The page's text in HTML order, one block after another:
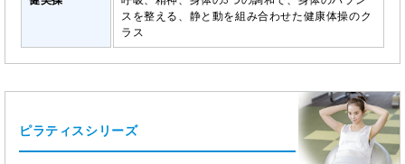
スを整える、静と動を組み合わせた健康体操のク
ラス
ピラティスシリーズ